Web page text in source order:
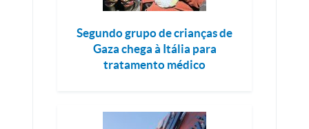
Segundo grupo de crianças de
Gaza chega à Itália para
tratamento médico